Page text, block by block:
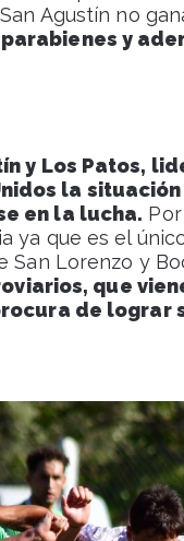
Agustín no
parabienes y
y Los Patos,
la
en la lucha.
ya que es el
San Lorenzo y
que
de lograr